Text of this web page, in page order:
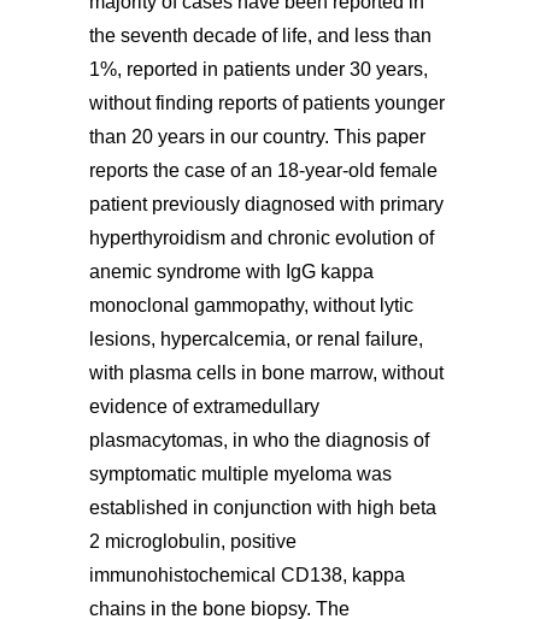
the seventh decade of life, and less than
1%, reported in patients under 30 years,
without finding reports of patients younger
than 20 years in our country. This paper
reports the case of an 18-year-old female
patient previously diagnosed with primary
hyperthyroidism and chronic evolution of
anemic syndrome with IgG kappa
monoclonal gammopathy, without lytic
lesions, hypercalcemia, or renal failure,
with plasma cells in bone marrow, without
evidence of extramedullary
plasmacytomas, in who the diagnosis of
symptomatic multiple myeloma was
established in conjunction with high beta
2 microglobulin, positive
immunohistochemical CD138, kappa
chains in the bone biopsy. The